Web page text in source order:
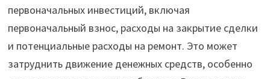
первоначальных инвестиций, включая
первоначальный взнос, расходы на закрытие сделки
и потенциальные расходы на ремонт. Это может
затруднить движение денежных средств, особенно